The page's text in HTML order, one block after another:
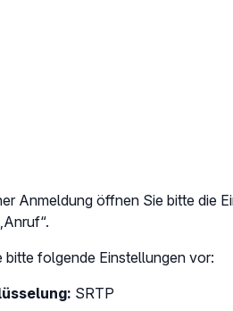
Anmeldung öffnen Sie bitte die
bitte folgende Einstellungen vor:
SRTP